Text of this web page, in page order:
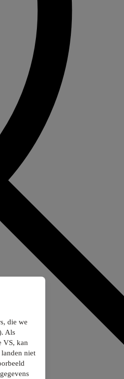
die we
Als
VS, kan
niet